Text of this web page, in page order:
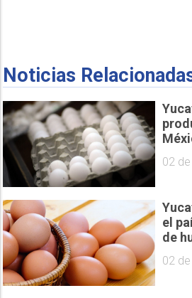
Noticias
02
el
de
02